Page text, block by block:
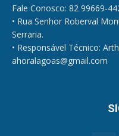
Fale Conosco: 82 99669-
• Rua Senhor Roberval
Serraria.
• Responsável Técnico:
ahoralagoas@gmail.com